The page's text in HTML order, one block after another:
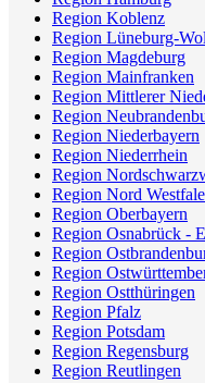
Region Koblenz
Region Lüneburg-
Region Magdeburg
Region Mainfranken
Region Mittlerer
Region
Region Niederbayern
Region Niederrhein
Region
Region Nord
Region Oberbayern
Region Osnabrück -
Region
Region
Region Ostthüringen
Region Pfalz
Region Potsdam
Region Regensburg
Region Reutlingen